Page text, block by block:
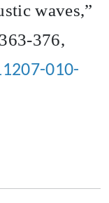
waves,”
376,
010-